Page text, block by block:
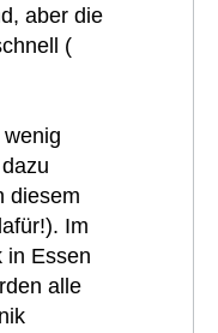
aber die
(
diesem
Im
in Essen
alle